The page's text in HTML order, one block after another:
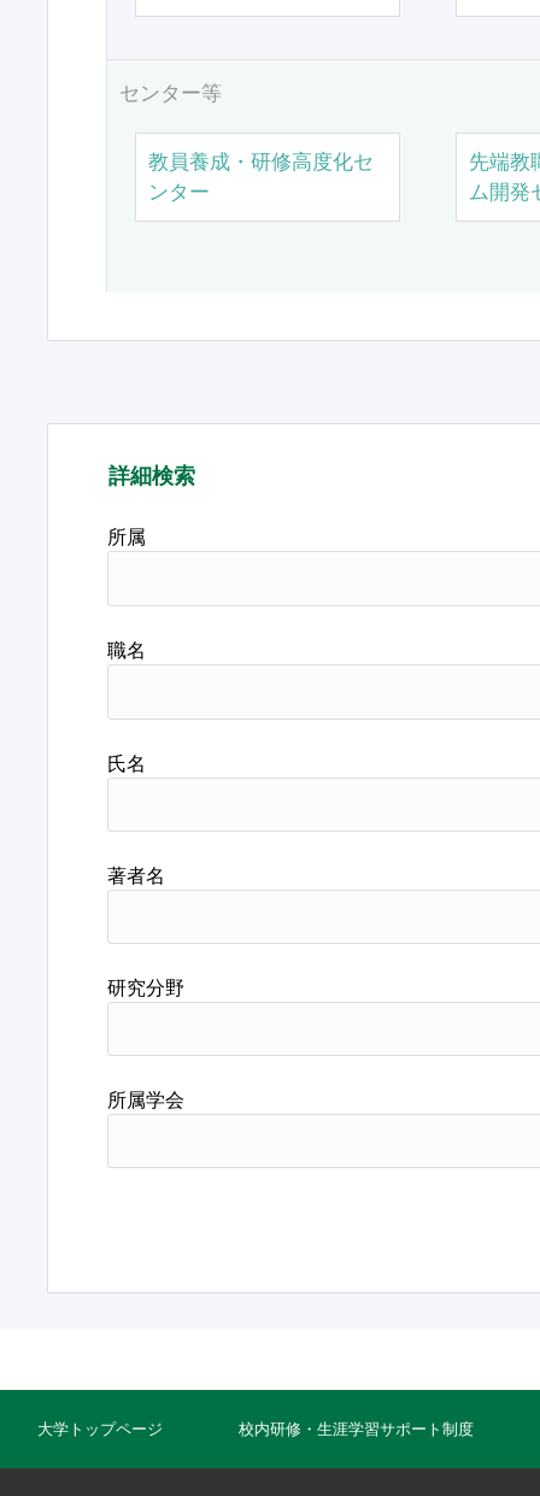
センター等
教員養成・研修高度化セ
ンター
先端教
ム開発
詳細検索
所属
職名
氏名
著者名
研究分野
所属学会
大学トップページ 校内研修・生涯学習サポート制度